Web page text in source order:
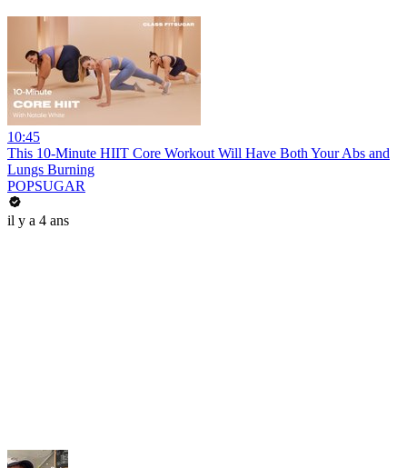
10:45
This 10-Minute HIIT Core Workout Will Have Both Your Abs and
Lungs Burning
POPSUGAR
il y a 4 ans